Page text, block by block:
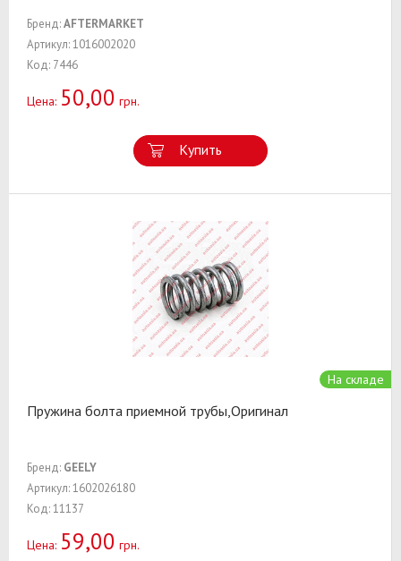
Бренд:AFTERMARKET
Артикул: 1016002020
Код: 7446
Цена: 50,00 грн.
Купить
На складе
Пружина болта приемной трубы,Оригинал
Бренд: GEELY
Артикул: 1602026180
Код: 11137
Цена: 59,00 грн.